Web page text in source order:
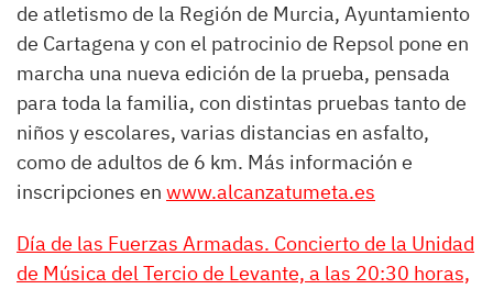
de atletismo de la Región de Murcia, Ayuntamiento
de Cartagena y con el patrocinio de Repsol pone en
marcha una nueva edición de la prueba, pensada
para toda la familia, con distintas pruebas tanto de
niños y escolares, varias distancias en asfalto,
como de adultos de 6 km. Más información e
inscripciones en www.alcanzatumeta.es
Día de las Fuerzas Armadas. Concierto de la Unidad
de Música del Tercio de Levante, a las 20:30 horas,